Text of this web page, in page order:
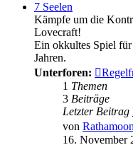
7 Seelen
Kämpfe um die
Lovecraft!
Ein okkultes Spiel
Jahren.
Unterforen:
1 Themen
3 Beiträge
Letzter Beitrag
von
16. November